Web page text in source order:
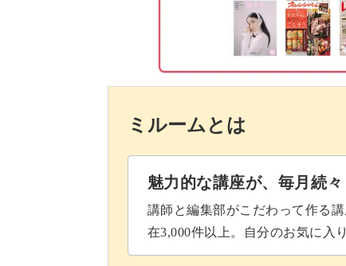
複雑な描き方だからこそ、何度で
ひ完璧に習得してくださいね♪
ミルームとは
魅力的な講座が、毎月続
講師と編集部がこだわって作る
在3,000件以上。自分のお気に入